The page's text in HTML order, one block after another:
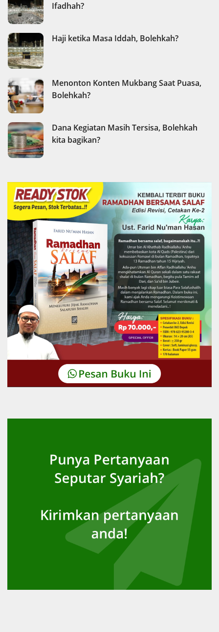
Ifadhah?
Haji ketika Masa Iddah, Bolehkah?
Menonton Konten Mukbang Saat Puasa,
Bolehkah?
Dana Kegiatan Masih Tersisa, Bolehkah
kita bagikan?